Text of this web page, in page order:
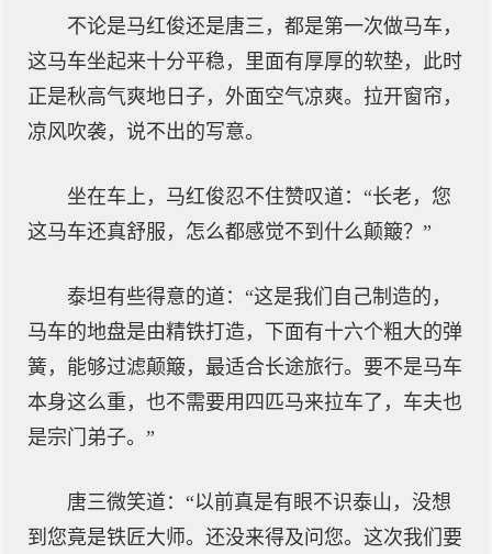
不论是马红俊还是唐三，都是第一次做马车，
这马车坐起来十分平稳，里面有厚厚的软垫，此时
正是秋高气爽地日子，外面空气凉爽。拉开窗帘，
凉风吹袭，说不出的写意。
坐在车上，马红俊忍不住赞叹道：“长老，您
这马车还真舒服，怎么都感觉不到什么颠簸？”
泰坦有些得意的道：“这是我们自己制造的，
马车的地盘是由精铁打造，下面有十六个粗大的弹
簧，能够过滤颠簸，最适合长途旅行。要不是马车
本身这么重，也不需要用四匹马来拉车了，车夫也
是宗门弟子。”
唐三微笑道：“以前真是有眼不识泰山，没想
到您竟是铁匠大师。还没来得及问您。这次我们要